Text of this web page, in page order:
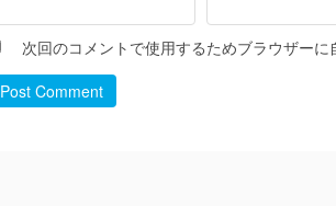
次回のコメントで使用するためブラウザー
Post Comment